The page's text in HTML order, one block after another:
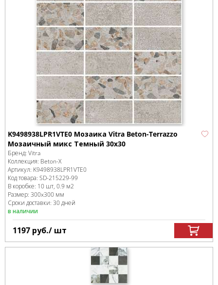
K9498938LPR1VTE0 Мозаика Vitra Beton-Terrazzo
Мозаичный микс Темный 30х30
Бренд: Vitra
Коллекция: Beton-X
Артикул: K9498938LPR1VTE0
Код товара: SD-215229-99
В коробке: 10 шт, 0.9 м2
Размер: 300x300 мм
Сроки доставки: 30 дней
в наличии
1197 руб./ шт